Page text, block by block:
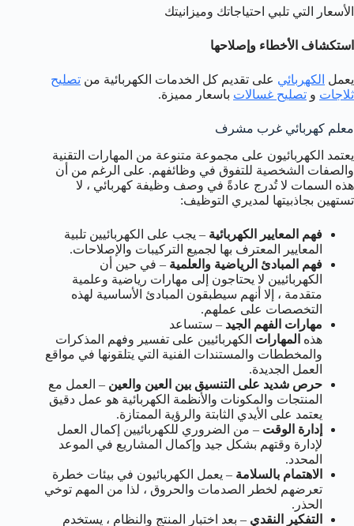
الأسعار التي تلبي احتياجاتك وميزانيتك
استكشاف الأخطاء وإصلاحها
يعمل الكهربائي على تقديم كل الخدمات الكهربائية من تصليح
ثلاجات و تصليح غسالات باسعار مميزة.
معلم كهربائي غرب مشرف
يعتمد الكهربائيون على مجموعة متنوعة من المهارات التقنية
والصفات الشخصية للتفوق في وظائفهم. على الرغم من أن
هذه السمات لا تُدرج عادةً في وصف وظيفة كهربائي ، لا
تستهين بجاذبيتها لمديري التوظيف:
فهم المعايير الكهربائية – يجب على الكهربائيين تلبية
المعايير المعترف بها لجميع التركيبات والإصلاحات.
فهم المبادئ الرياضية والعلمية – في حين أن
الكهربائيين لا يحتاجون إلى مهارات رياضية وعلمية
متقدمة ، إلا أنهم سيطبقون المبادئ الأساسية لهذه
التخصصات على عملهم.
مهارات الفهم الجيد – ستساعد
هذه المهارات الكهربائيين على تفسير وفهم المذكرات
والمخططات والمستندات الفنية التي يتلقونها في مواقع
العمل الجديدة.
حرص شديد على التنسيق بين العين والعين – العمل مع
المنتجات والمكونات والأنظمة الكهربائية هو عمل دقيق
يعتمد على الأيدي الثابتة والرؤية الممتازة.
إدارة الوقت – من الضروري للكهربائيين إكمال العمل
لإدارة وقتهم بشكل جيد وإكمال المشاريع في الموعد
المحدد.
الاهتمام بالسلامة – يعمل الكهربائيون في بيئات خطرة
تعرضهم لخطر الصدمات والحروق ، لذا من المهم توخي
الحذر.
التفكير النقدي – بعد اختبار المنتج والنظام ، يستخدم